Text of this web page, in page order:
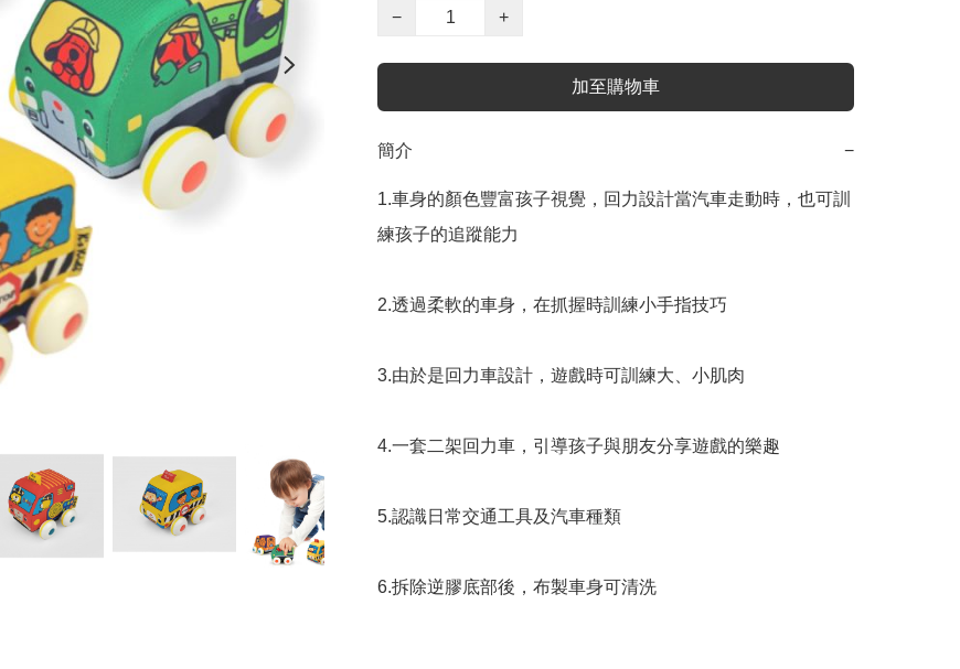
−
+
加至購物車
簡介 −
1.車身的顏色豐富孩子視覺，回力設計當汽車走動時，也可訓
練孩子的追蹤能力
2.透過柔軟的車身，在抓握時訓練小手指技巧
3.由於是回力車設計，遊戲時可訓練大、小肌肉
4.一套二架回力車，引導孩子與朋友分享遊戲的樂趣
5.認識日常交通工具及汽車種類